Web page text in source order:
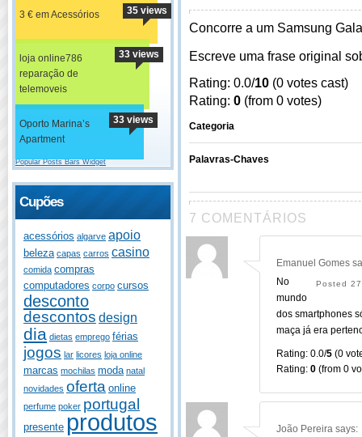
3 € em Acessórios 35 views
loja online786
reparação de
telemoveis
33 views
Oporto Marina’s
Apartment
33 views
Popular Posts Bars Widget
Cupões
acessórios algarve apoio
beleza capas carros casino
comida compras
computadores corpo cursos
desconto
descontos design
dia dietas emprego férias
jogos lar licores loja online
marcas mochilas moda natal
novidades oferta online
perfume poker portugal
presente produtos
Concorre a um Samsung
Escreve uma frase original
Rating: 0.0/10 (0 votes cast)
Rating: 0 (from 0 votes)
Categoria
Palavras-Chaves
7 COMENTÁRIOS
Emanuel Gomes
Posted
No
mundo
dos smartphones
maça já era
Rating: 0.0/5(0
Rating: 0(from 0
João Pereira says: